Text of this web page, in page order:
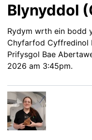
Blynyddol
Rydym wrth ein bodd
Chyfarfod Cyffredinol
Prifysgol Bae
2026 am 3:45pm.